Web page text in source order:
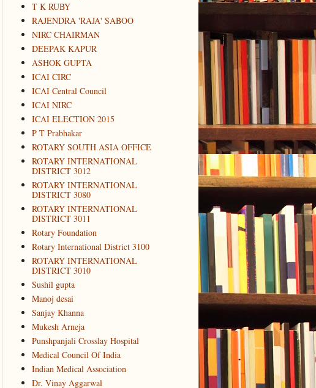
T K RUBY
RAJENDRA 'RAJA' SABOO
NIRC CHAIRMAN
DEEPAK KAPUR
ASHOK GUPTA
ICAI CIRC
ICAI Central Council
ICAI NIRC
ICAI ELECTION 2015
P T Prabhakar
ROTARY SOUTH ASIA OFFICE
ROTARY INTERNATIONAL
DISTRICT 3012
ROTARY INTERNATIONAL
DISTRICT 3080
ROTARY INTERNATIONAL
DISTRICT 3011
Rotary Foundation
Rotary International District 3100
ROTARY INTERNATIONAL
DISTRICT 3010
Sushil gupta
Manoj desai
Sanjay Khanna
Mukesh Arneja
Punshpanjali Crosslay Hospital
Medical Council Of India
Indian Medical Association
Dr. Vinay Aggarwal